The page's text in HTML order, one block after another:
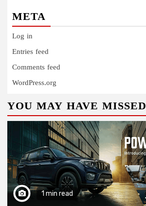
META
Log in
Entries feed
Comments feed
WordPress.org
YOU MAY HAVE MISSED
1 min read